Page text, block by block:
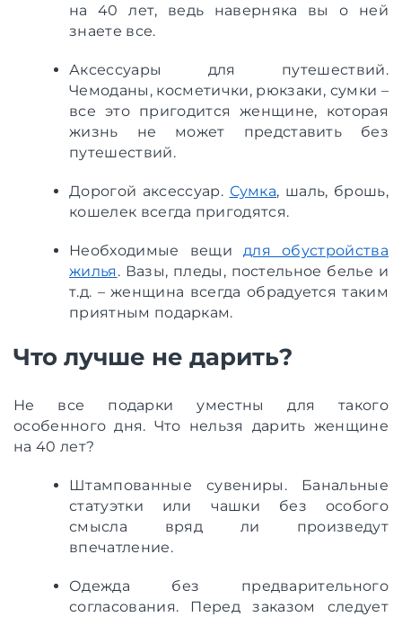
на 40 лет, ведь наверняка вы о ней
знаете все.
Аксессуары для путешествий.
Чемоданы, косметички, рюкзаки, сумки –
все это пригодится женщине, которая
жизнь не может представить без
путешествий.
Дорогой аксессуар. Сумка, шаль, брошь,
кошелек всегда пригодятся.
Необходимые вещи для обустройства
жилья . Вазы, пледы, постельное белье и
т.д. – женщина всегда обрадуется таким
приятным подаркам.
Что лучше не дарить?
Не все подарки уместны для такого
особенного дня. Что нельзя дарить женщине
на 40 лет?
Штампованные сувениры. Банальные
статуэтки или чашки без особого
смысла вряд ли произведут
впечатление.
Одежда без предварительного
согласования. Перед заказом следует